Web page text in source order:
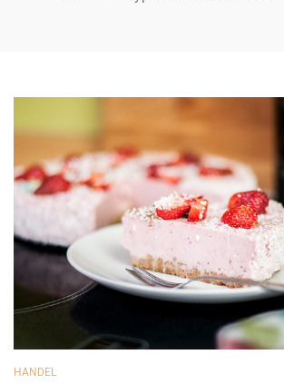
HANDEL